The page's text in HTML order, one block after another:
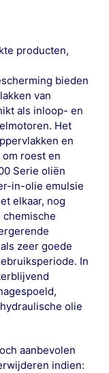
producten,
bieden
van
als inloop- en
Het
en
roest en
Serie oliën
in-olie emulsie
elkaar, nog
chemische
zeer goede
In
olie
aanbevolen
indien: